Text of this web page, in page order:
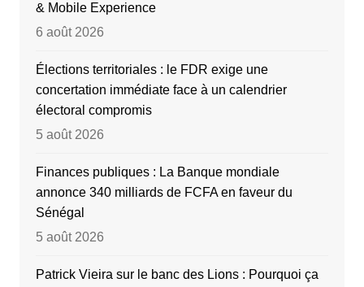
& Mobile Experience
6 août 2026
Élections territoriales : le FDR exige une
concertation immédiate face à un calendrier
électoral compromis
5 août 2026
Finances publiques : La Banque mondiale
annonce 340 milliards de FCFA en faveur du
Sénégal
5 août 2026
Patrick Vieira sur le banc des Lions : Pourquoi ça